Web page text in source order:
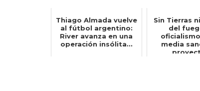
Thiago Almada vuelve
al fútbol argentino:
River avanza en una
operación insólita...
Sin Tierras
del
media